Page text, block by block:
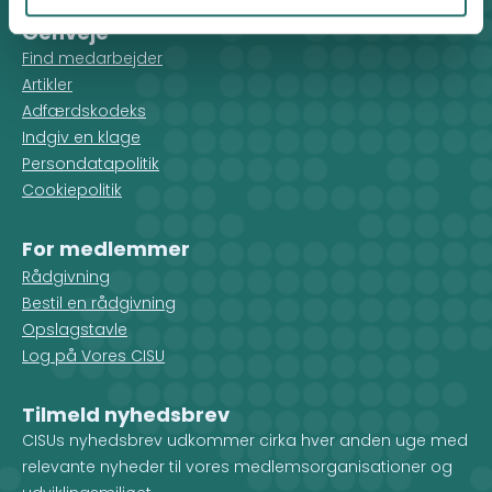
Genveje
Find medarbejder
Artikler
Adfærdskodeks
Indgiv en klage
Persondatapolitik
Cookiepolitik
For medlemmer
Rådgivning
Bestil en rådgivning
Opslagstavle
Log på Vores CISU
Tilmeld nyhedsbrev
CISUs nyhedsbrev udkommer cirka hver anden uge med
relevante nyheder til vores medlemsorganisationer og